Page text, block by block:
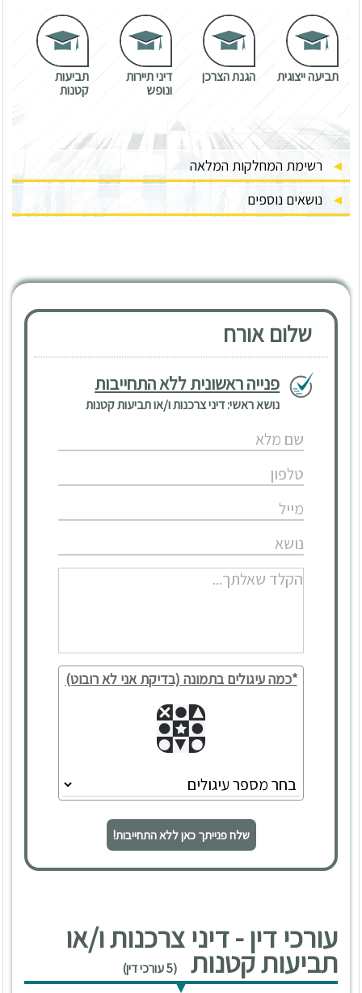
תביעה ייצוגית הגנת הצרכן
דיני תיירות
ונופש
תביעות
קטנות
רשימת המחלקות המלאה
דיני תיירות ונופש
נושאים נוספים
חוזה אחיד
משפט ואינטרנט
תביעה ייצוגית
תביעות סיעוד - ביטוח סיעודי
תביעות קטנות
שלום אורח
פנייה ראשונית ללא התחייבות
נושא ראשי: דיני צרכנות ו/או תביעות קטנות
*כמה עיגולים בתמונה (בדיקת אני לא רובוט)
שלח פנייתך כאן ללא התחייבות!
עורכי דין - דיני צרכנות ו/או
תביעות קטנות (5 עורכי דין)